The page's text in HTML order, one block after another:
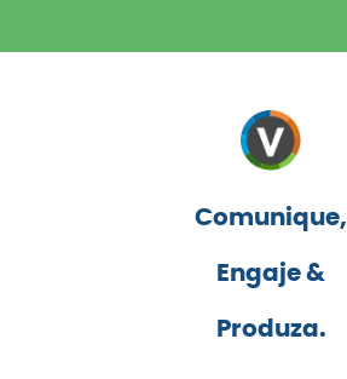
Comunique,
Engaje &
Produza.